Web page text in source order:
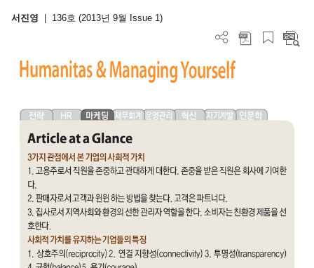
서진영 136호 (2013년 9월 Issue 1)